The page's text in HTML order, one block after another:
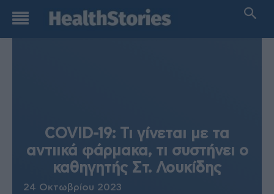
COVID-19: Τι γίνεται με τα
αντιικά φάρμακα, τι συστήνει ο
καθηγητής Στ. Λουκίδης
24 Οκτωβρίου 2023